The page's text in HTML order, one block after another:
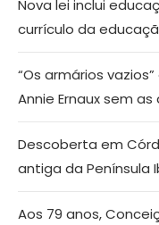
Nova lei inclui
currículo da
“Os armários
Annie Ernaux sem
Descoberta em
antiga da Península
Aos 79 anos,